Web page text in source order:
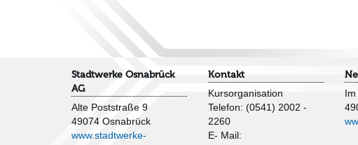
Stadtwerke Osnabrück
AG
Alte Poststraße 9
49074 Osnabrück
www.stadtwerke-
Kontakt
Kursorganisation
Telefon: (0541) 2002 -
2260
E- Mail: